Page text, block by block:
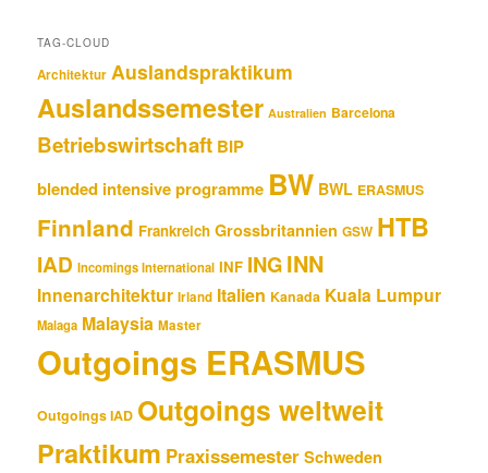
TAG-CLOUD
Architektur Auslandspraktikum
Auslandssemester Australien Barcelona
Betriebswirtschaft BIP
blended intensive programme BW BWL ERASMUS
Finnland Frankreich Grossbritannien GSW HTB
IAD Incomings International INF INGINN
Innenarchitektur Irland Italien Kanada Kuala Lumpur
Malaga Malaysia Master
Outgoings ERASMUS
Outgoings IAD Outgoings weltweit
Praktikum PraxissemesterSchweden